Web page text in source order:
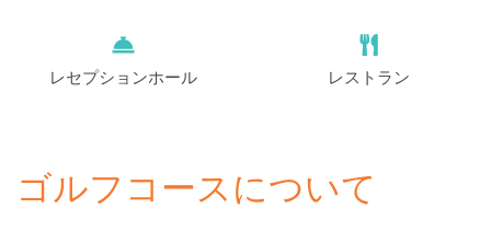
レセプションホール レストラン
ゴルフコースについて